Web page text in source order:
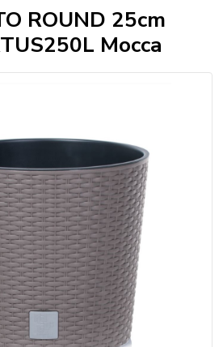
ROUND 25cm
Mocca